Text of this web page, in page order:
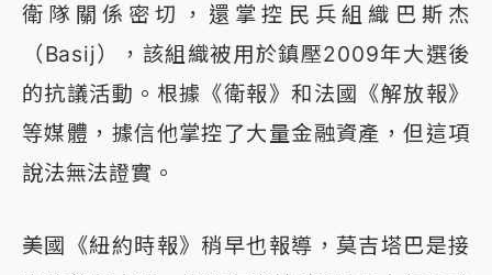
衛隊關係密切，還掌控民兵組織巴斯杰
（Basij），該組織被用於鎮壓2009年大選後
的抗議活動。根據《衛報》和法國《解放報》
等媒體，據信他掌控了大量金融資產，但這項
說法無法證實。
美國《紐約時報》稍早也報導，莫吉塔巴是接